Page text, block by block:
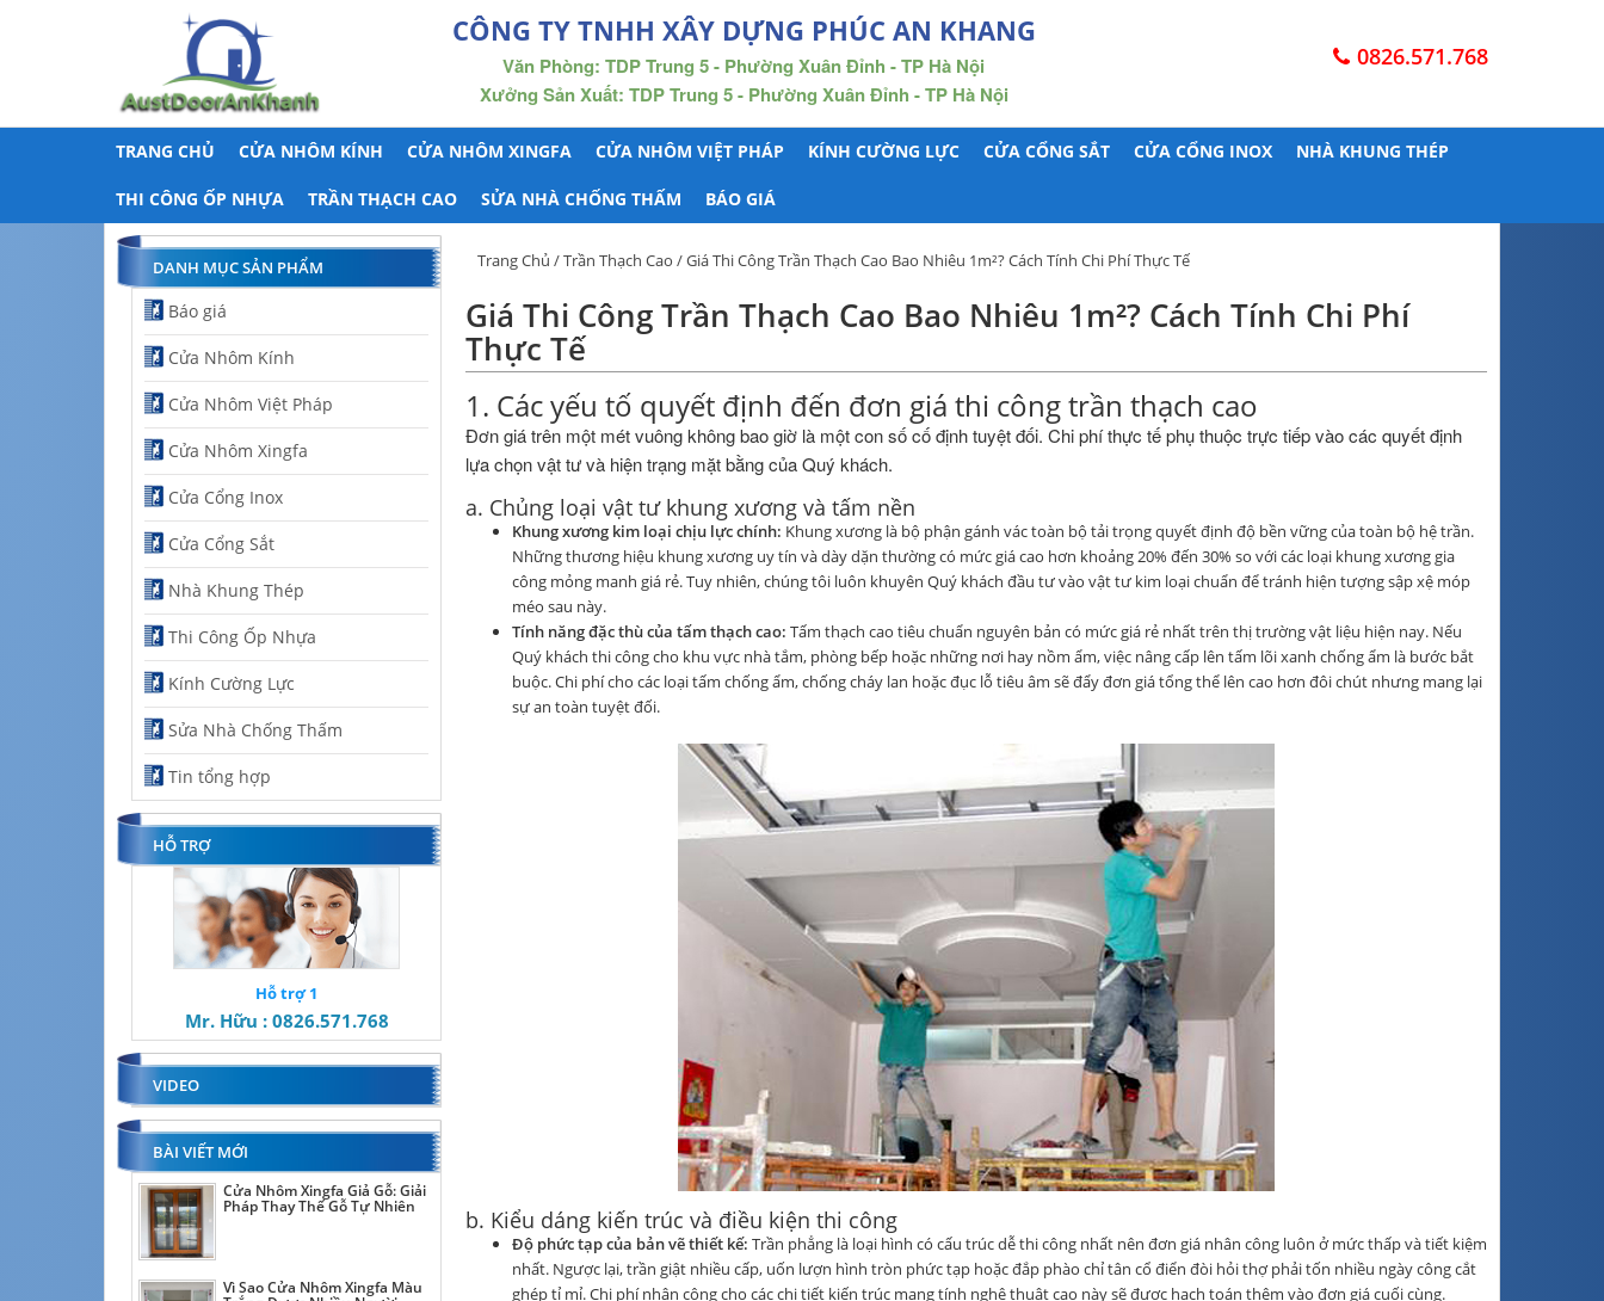
CÔNG TY TNHH XÂY DỰNG PHÚC AN KHANG
Văn Phòng: TDP Trung 5 - Phường Xuân Đỉnh - TP Hà Nội
Xưởng Sản Xuất: TDP Trung 5 - Phường Xuân Đỉnh - TP Hà Nội
0826.571.768
TRANG CHỦ CỬA NHÔM KÍNH CỬA NHÔM XINGFA CỬA NHÔM VIỆT PHÁP KÍNH CƯỜNG LỰC CỬA CỔNG SẮT CỬA CỔNG INOX NHÀ KHUNG THÉP
THI CÔNG ỐP NHỰA TRẦN THẠCH CAO SỬA NHÀ CHỐNG THẤM BÁO GIÁ
Trang Chủ /Trần Thạch Cao / Giá Thi Công Trần Thạch Cao Bao Nhiêu 1m²? Cách Tính Chi Phí Thực Tế
Giá Thi Công Trần Thạch Cao Bao Nhiêu 1m²? Cách Tính Chi Phí
Thực Tế
1. Các yếu tố quyết định đến đơn giá thi công trần thạch cao
Đơn giá trên một mét vuông không bao giờ là một con số cố định tuyệt đối. Chi phí thực tế phụ thuộc trực tiếp vào các quyết định
lựa chọn vật tư và hiện trạng mặt bằng của Quý khách.
a. Chủng loại vật tư khung xương và tấm nền
Khung xương kim loại chịu lực chính: Khung xương là bộ phận gánh vác toàn bộ tải trọng quyết định độ bền vững của toàn bộ hệ trần.
Những thương hiệu khung xương uy tín và dày dặn thường có mức giá cao hơn khoảng 20% đến 30% so với các loại khung xương gia
công mỏng manh giá rẻ. Tuy nhiên, chúng tôi luôn khuyên Quý khách đầu tư vào vật tư kim loại chuẩn để tránh hiện tượng sập xệ móp
méo sau này.
Tính năng đặc thù của tấm thạch cao: Tấm thạch cao tiêu chuẩn nguyên bản có mức giá rẻ nhất trên thị trường vật liệu hiện nay. Nếu
Quý khách thi công cho khu vực nhà tắm, phòng bếp hoặc những nơi hay nồm ẩm, việc nâng cấp lên tấm lõi xanh chống ẩm là bước bắt
buộc. Chi phí cho các loại tấm chống ẩm, chống cháy lan hoặc đục lỗ tiêu âm sẽ đẩy đơn giá tổng thể lên cao hơn đôi chút nhưng mang lại
sự an toàn tuyệt đối.
b. Kiểu dáng kiến trúc và điều kiện thi công
Độ phức tạp của bản vẽ thiết kế: Trần phẳng là loại hình có cấu trúc dễ thi công nhất nên đơn giá nhân công luôn ở mức thấp và tiết kiệm
nhất. Ngược lại, trần giật nhiều cấp, uốn lượn hình tròn phức tạp hoặc đắp phào chỉ tân cổ điển đòi hỏi thợ phải tốn nhiều ngày công cắt
ghép tỉ mỉ. Chi phí nhân công cho các chi tiết kiến trúc mang tính nghệ thuật cao này sẽ được hạch toán thêm vào đơn giá cuối cùng.
DANH MỤC SẢN PHẨM
Báo giá
Cửa Nhôm Kính
Cửa Nhôm Việt Pháp
Cửa Nhôm Xingfa
Cửa Cổng Inox
Cửa Cổng Sắt
Nhà Khung Thép
Thi Công Ốp Nhựa
Kính Cường Lực
Sửa Nhà Chống Thấm
Tin tổng hợp
HỖ TRỢ
Hỗ trợ 1
Mr. Hữu : 0826.571.768
VIDEO
BÀI VIẾT MỚI
Cửa Nhôm Xingfa Giả Gỗ: Giải
Pháp Thay Thế Gỗ Tự Nhiên
Vì Sao Cửa Nhôm Xingfa Màu